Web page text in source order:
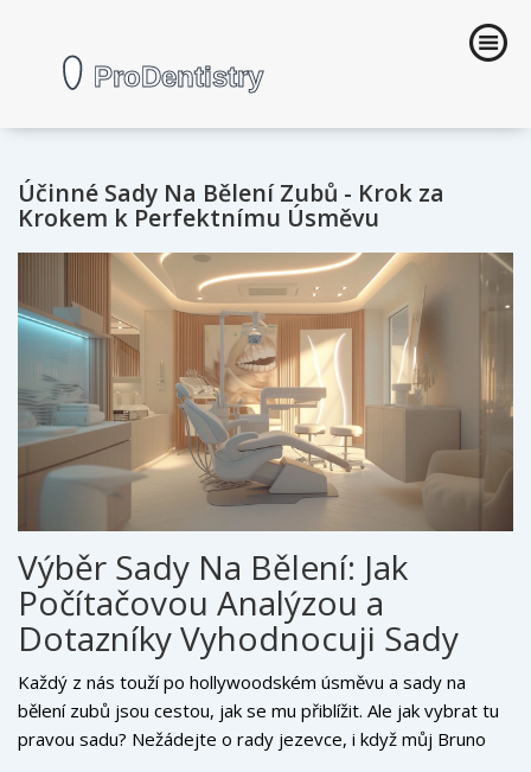
Účinné Sady Na Bělení Zubů - Krok za
Krokem k Perfektnímu Úsměvu
Výběr Sady Na Bělení: Jak
Počítačovou Analýzou a
Dotazníky Vyhodnocuji Sady
Každý z nás touží po hollywoodském úsměvu a sady na
bělení zubů jsou cestou, jak se mu přiblížit. Ale jak vybrat tu
pravou sadu? Nežádejte o rady jezevce, i když můj Bruno